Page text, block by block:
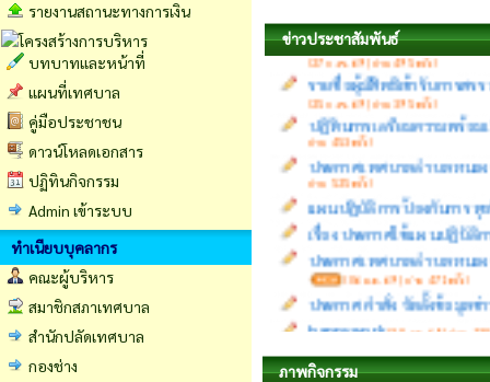
รายงานสถานะทางการเงิน
บทบาทและหน้าที่
แผนที่เทศบาล
คู่มือประชาชน
ดาวน์โหลดเอกสาร
ปฏิทินกิจกรรม
Admin เข้าระบบ
ทำเนียบบุคลากร
คณะผู้บริหาร
สมาชิกสภาเทศบาล
สำนักปลัดเทศบาล
กองช่าง
ข่าวประชาสัมพันธ์
(27 ก.พ. 69 | อ่าน 495 ครั้ง)
รายชื่อผู้มีสิทธิเข้ารับการสร
(25 ก.พ. 69 | อ่าน 395 ครั้ง)
ปฏิทินการเตรียมความพร้อ
อ่าน 453 ครั้ง)
ประกาศเทศบาลตำบลหนอง
อ่าน 525 ครั้ง)
แผนปฏิบัติการป้องกันการทุ
เรื่อง ประกาศใช้แผนปฏิบัติ
ประกาศเทศบาลตำบลหนอง
(06 ม.ค. 69 | อ่าน 471 ครั้ง)
ประกาศ คำสั่ง จัดตั้งข้อมูลข่
happy work(30 ธ.ค. 68 | อ่าน
ภาพกิจกรรม